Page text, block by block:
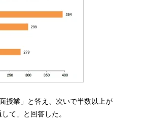
授業」と答え、次いで半数以上が
て」と回答した。